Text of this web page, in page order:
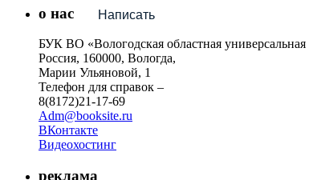
Написать
о нас
БУК ВО «Вологодская областная универсальная
Россия, 160000, Вологда,
Марии Ульяновой, 1
Телефон для справок –
8(8172)21-17-69
Adm@booksite.ru
ВКонтакте
Видеохостинг
реклама